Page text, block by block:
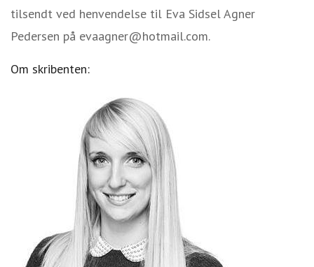
tilsendt ved henvendelse til Eva Sidsel Agner
Pedersen på evaagner@hotmail.com.
Om skribenten: